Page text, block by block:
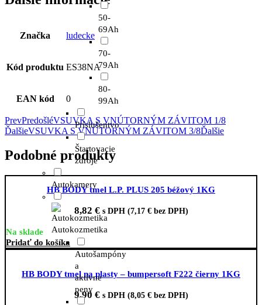
50-
69Ah
70-
79Ah
80-
99Ah
Príslušentvo
Štartovacie
zdroje
Autokamery
Autokozmetika
Autošampóny
a
aktívne
peny
Značka ludecke
Kód produktu ES38NA
EAN kód 0
PrevPredošléVSUVKA S VNÚTORNÝM ZÁVITOM 1/8
ĎalšieVSUVKA S VNÚTORNÝM ZÁVITOM 3/8Ďalšie
Podobné produkty
HB BODY tmel L.P. PLUS 205 béžový 1KG
8,82 € s DPH (7,17 €bez DPH)
Na sklade
Pridať do košíka
HB BODY tmel na plasty – bumpersoft F222 čierny 1KG
9,90 € s DPH (8,05 €bez DPH)